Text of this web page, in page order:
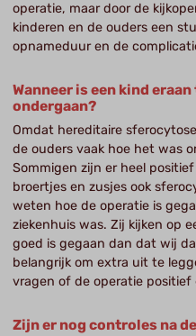
operatie, maar door de
kinderen en de ouders een
opnameduur en de
Wanneer is een kind
ondergaan?
Omdat hereditaire
de ouders vaak hoe het was
Sommigen zijn er heel
broertjes en zusjes ook
weten hoe de operatie is
ziekenhuis was. Zij kijken op
goed is gegaan dan dat wij
belangrijk om extra uit te
vragen of de operatie positief
Zijn er nog controles na